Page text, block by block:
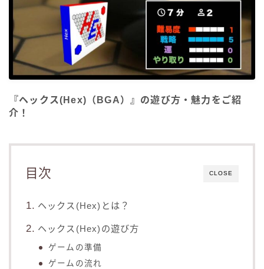
『ヘックス(Hex)（BGA）』の遊び方・魅力をご紹
介！
CLOSE
目次
ヘックス(Hex)とは？
ヘックス(Hex)の遊び方
ゲームの準備
ゲームの流れ